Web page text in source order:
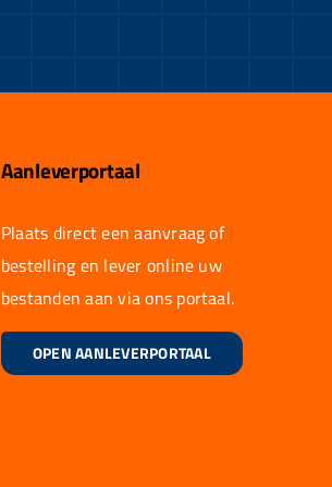
Aanleverportaal
Plaats direct een aanvraag of
bestelling en lever online uw
bestanden aan via ons portaal.
OPEN AANLEVERPORTAAL